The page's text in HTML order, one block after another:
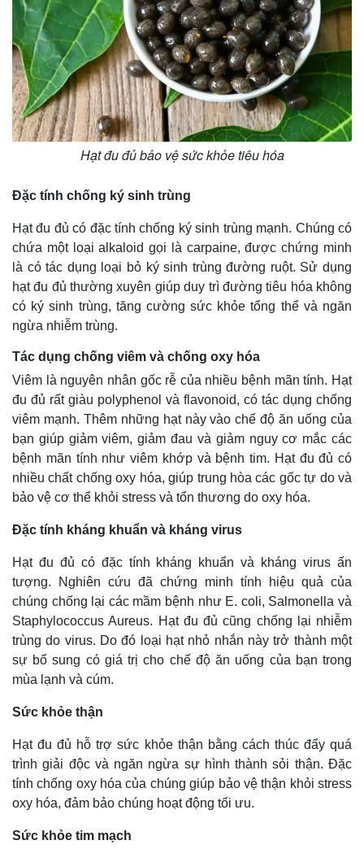
Thế giới
Quan sát
Hồ sơ
Multimedia
Video
E-Magazine
Hạt đu đủ bảo vệ sức khỏe tiêu hóa
Đặc tính chống ký sinh trùng
Hạt đu đủ có đặc tính chống ký sinh trùng mạnh. Chúng có
chứa một loại alkaloid gọi là carpaine, được chứng minh
là có tác dụng loại bỏ ký sinh trùng đường ruột. Sử dụng
hạt đu đủ thường xuyên giúp duy trì đường tiêu hóa không
có ký sinh trùng, tăng cường sức khỏe tổng thể và ngăn
ngừa nhiễm trùng.
Tác dụng chống viêm và chống oxy hóa
Viêm là nguyên nhân gốc rễ của nhiều bệnh mãn tính. Hạt
đu đủ rất giàu polyphenol và flavonoid, có tác dụng chống
viêm mạnh. Thêm những hạt này vào chế độ ăn uống của
bạn giúp giảm viêm, giảm đau và giảm nguy cơ mắc các
bệnh mãn tính như viêm khớp và bệnh tim. Hạt đu đủ có
nhiều chất chống oxy hóa, giúp trung hòa các gốc tự do và
bảo vệ cơ thể khỏi stress và tổn thương do oxy hóa.
Đặc tính kháng khuẩn và kháng virus
Hạt đu đủ có đặc tính kháng khuẩn và kháng virus ấn
tượng. Nghiên cứu đã chứng minh tính hiệu quả của
chúng chống lại các mầm bệnh như E. coli, Salmonella và
Staphylococcus Aureus. Hạt đu đủ cũng chống lại nhiễm
trùng do virus. Do đó loại hạt nhỏ nhắn này trở thành một
sự bổ sung có giá trị cho chế độ ăn uống của bạn trong
mùa lạnh và cúm.
Sức khỏe thận
Hạt đu đủ hỗ trợ sức khỏe thận bằng cách thúc đẩy quá
trình giải độc và ngăn ngừa sự hình thành sỏi thận. Đặc
tính chống oxy hóa của chúng giúp bảo vệ thận khỏi stress
oxy hóa, đảm bảo chúng hoạt động tối ưu.
Sức khỏe tim mạch